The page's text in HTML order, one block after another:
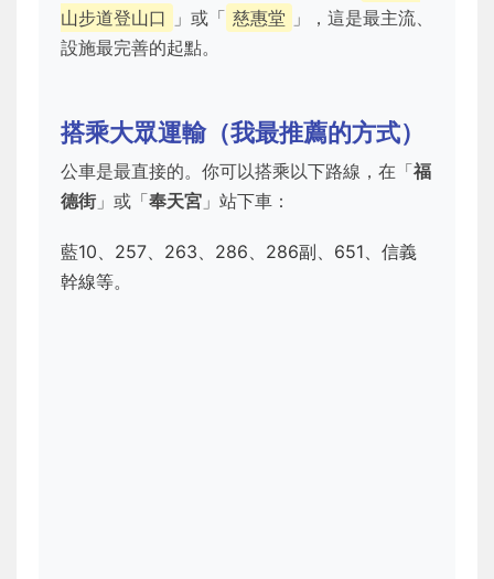
山步道登山口
」或「 慈惠堂
」，這是最主流、
設施最完善的起點。
搭乘大眾運輸（我最推薦的方式）
公車是最直接的。你可以搭乘以下路線，在「福
德街」或「奉天宮 」站下車：
藍10、257、263、286、286副、651、信義
幹線等。